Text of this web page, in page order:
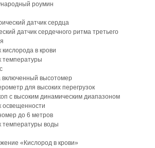
роумин
датчик сердца
датчик сердечного ритма третьего
кислорода в крови
температуры
включенный высотомер
для высоких перегрузок
с высоким динамическим диапазоном
освещенности
до 6 метров
температуры воды
«Кислород в крови»